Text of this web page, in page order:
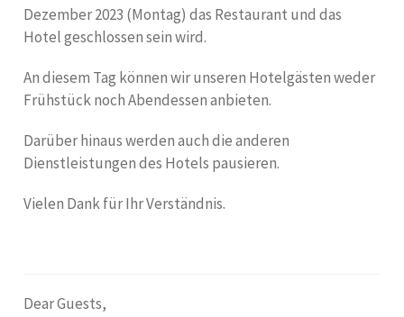
Dezember 2023 (Montag) das Restaurant und das
Hotel geschlossen sein wird.
An diesem Tag können wir unseren Hotelgästen weder
Frühstück noch Abendessen anbieten.
Darüber hinaus werden auch die anderen
Dienstleistungen des Hotels pausieren.
Vielen Dank für Ihr Verständnis.
Dear Guests,